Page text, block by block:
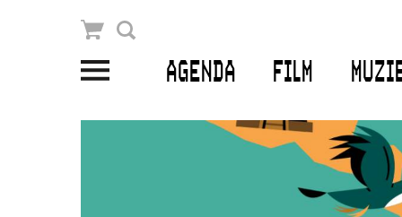
AGENDA FILM
Winkelmandje
PLAN JE BEZOEK
Openingstijden & contact